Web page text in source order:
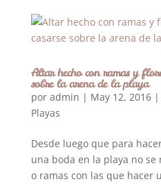
Altar hecho con ramas y
sobre la arena de la playa
por admin | May 12, 2016|
Playas
Desde luego que para
una boda en la playa no
o ramas con las que hacer